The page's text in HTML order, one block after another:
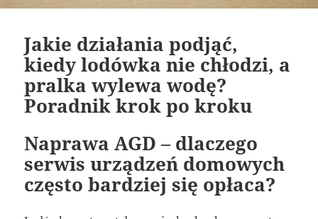
Jakie działania podjąć,
kiedy lodówka nie chłodzi, a
pralka wylewa wodę?
Poradnik krok po kroku
Naprawa AGD – dlaczego
serwis urządzeń domowych
często bardziej się opłaca?